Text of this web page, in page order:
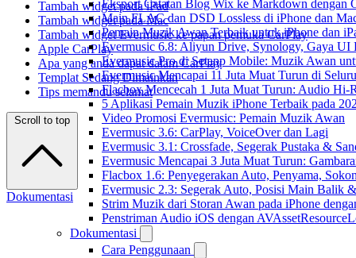
Eksport Catatan Blog Wix ke Markdown dengan
Main FLAC dan DSD Lossless di iPhone dan
Pemain Muzik Awan Terbaik untuk iPhone dan
Evermusic 6.8: Aliyun Drive, Synology, Gaya UI
Evermusic Pro di Setapp Mobile: Muzik Awan
Evermusic Mencapai 11 Juta Muat Turun di
Flacbox Mencecah 1 Juta Muat Turun: Audio Hi-
5 Aplikasi Pemain Muzik iPhone Terbaik pada
Video Promosi Evermusic: Pemain Muzik Awan
Evermusic 3.6: CarPlay, VoiceOver dan Lagi
Evermusic 3.1: Crossfade, Segerak Pustaka &
Evermusic Mencapai 3 Juta Muat Turun:
Flacbox 1.6: Penyegerakan Auto, Penyama,
Evermusic 2.3: Segerak Auto, Posisi Main Balik
Strim Muzik dari Storan Awan pada iPhone
Penstriman Audio iOS dengan
Dokumentasi
Cara Penggunaan
Tambah widget pada iPad
Tambah widget pada Mac
Tambah widget Evermusic ke papan pemuka CarPlay
Apple CarPlay
Apa yang anda dapat dalam CarPlay
Templat Sedang Dimainkan
Tips memandu selamat
Scroll to top
Dokumentasi